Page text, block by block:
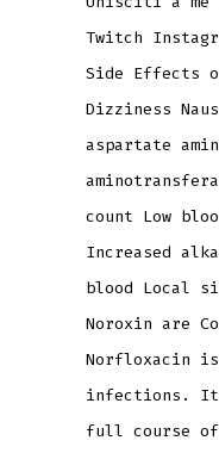
Twitch
Side Effects
Dizziness
aspartate
count Low
Increased
blood Local
Noroxin are
Norfloxacin
infections. It
full course